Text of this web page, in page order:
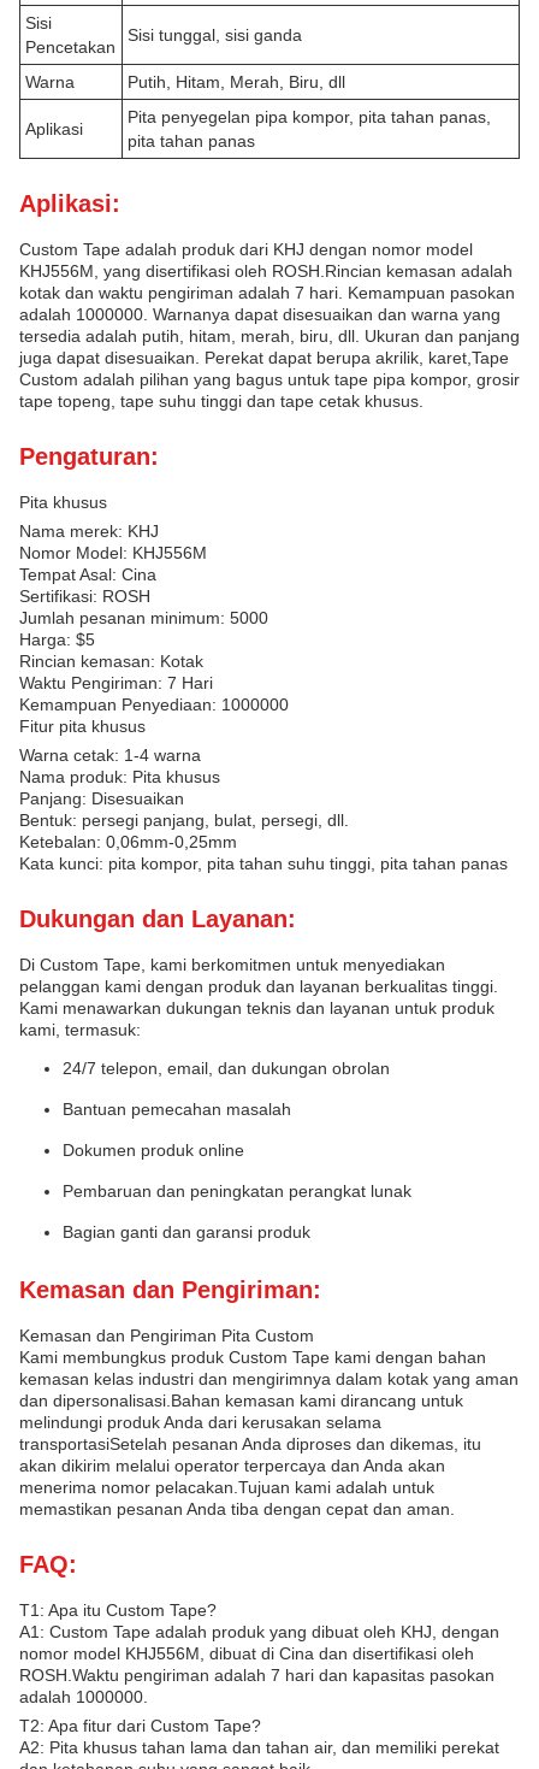
Sisi
Pencetakan
Sisi tunggal, sisi ganda
Warna Putih, Hitam, Merah, Biru, dll
Aplikasi
Pita penyegelan pipa kompor, pita tahan panas,
pita tahan panas
Aplikasi:
Custom Tape adalah produk dari KHJ dengan nomor model
KHJ556M, yang disertifikasi oleh ROSH.Rincian kemasan adalah
kotak dan waktu pengiriman adalah 7 hari. Kemampuan pasokan
adalah 1000000. Warnanya dapat disesuaikan dan warna yang
tersedia adalah putih, hitam, merah, biru, dll. Ukuran dan panjang
juga dapat disesuaikan. Perekat dapat berupa akrilik, karet,Tape
Custom adalah pilihan yang bagus untuk tape pipa kompor, grosir
tape topeng, tape suhu tinggi dan tape cetak khusus.
Pengaturan:
Pita khusus
Nama merek: KHJ
Nomor Model: KHJ556M
Tempat Asal: Cina
Sertifikasi: ROSH
Jumlah pesanan minimum: 5000
Harga: $5
Rincian kemasan: Kotak
Waktu Pengiriman: 7 Hari
Kemampuan Penyediaan: 1000000
Fitur pita khusus
Warna cetak: 1-4 warna
Nama produk: Pita khusus
Panjang: Disesuaikan
Bentuk: persegi panjang, bulat, persegi, dll.
Ketebalan: 0,06mm-0,25mm
Kata kunci: pita kompor, pita tahan suhu tinggi, pita tahan panas
Dukungan dan Layanan:
Di Custom Tape, kami berkomitmen untuk menyediakan
pelanggan kami dengan produk dan layanan berkualitas tinggi.
Kami menawarkan dukungan teknis dan layanan untuk produk
kami, termasuk:
24/7 telepon, email, dan dukungan obrolan
Bantuan pemecahan masalah
Dokumen produk online
Pembaruan dan peningkatan perangkat lunak
Bagian ganti dan garansi produk
Kemasan dan Pengiriman:
Kemasan dan Pengiriman Pita Custom
Kami membungkus produk Custom Tape kami dengan bahan
kemasan kelas industri dan mengirimnya dalam kotak yang aman
dan dipersonalisasi.Bahan kemasan kami dirancang untuk
melindungi produk Anda dari kerusakan selama
transportasiSetelah pesanan Anda diproses dan dikemas, itu
akan dikirim melalui operator terpercaya dan Anda akan
menerima nomor pelacakan.Tujuan kami adalah untuk
memastikan pesanan Anda tiba dengan cepat dan aman.
FAQ:
T1: Apa itu Custom Tape?
A1: Custom Tape adalah produk yang dibuat oleh KHJ, dengan
nomor model KHJ556M, dibuat di Cina dan disertifikasi oleh
ROSH.Waktu pengiriman adalah 7 hari dan kapasitas pasokan
adalah 1000000.
T2: Apa fitur dari Custom Tape?
A2: Pita khusus tahan lama dan tahan air, dan memiliki perekat